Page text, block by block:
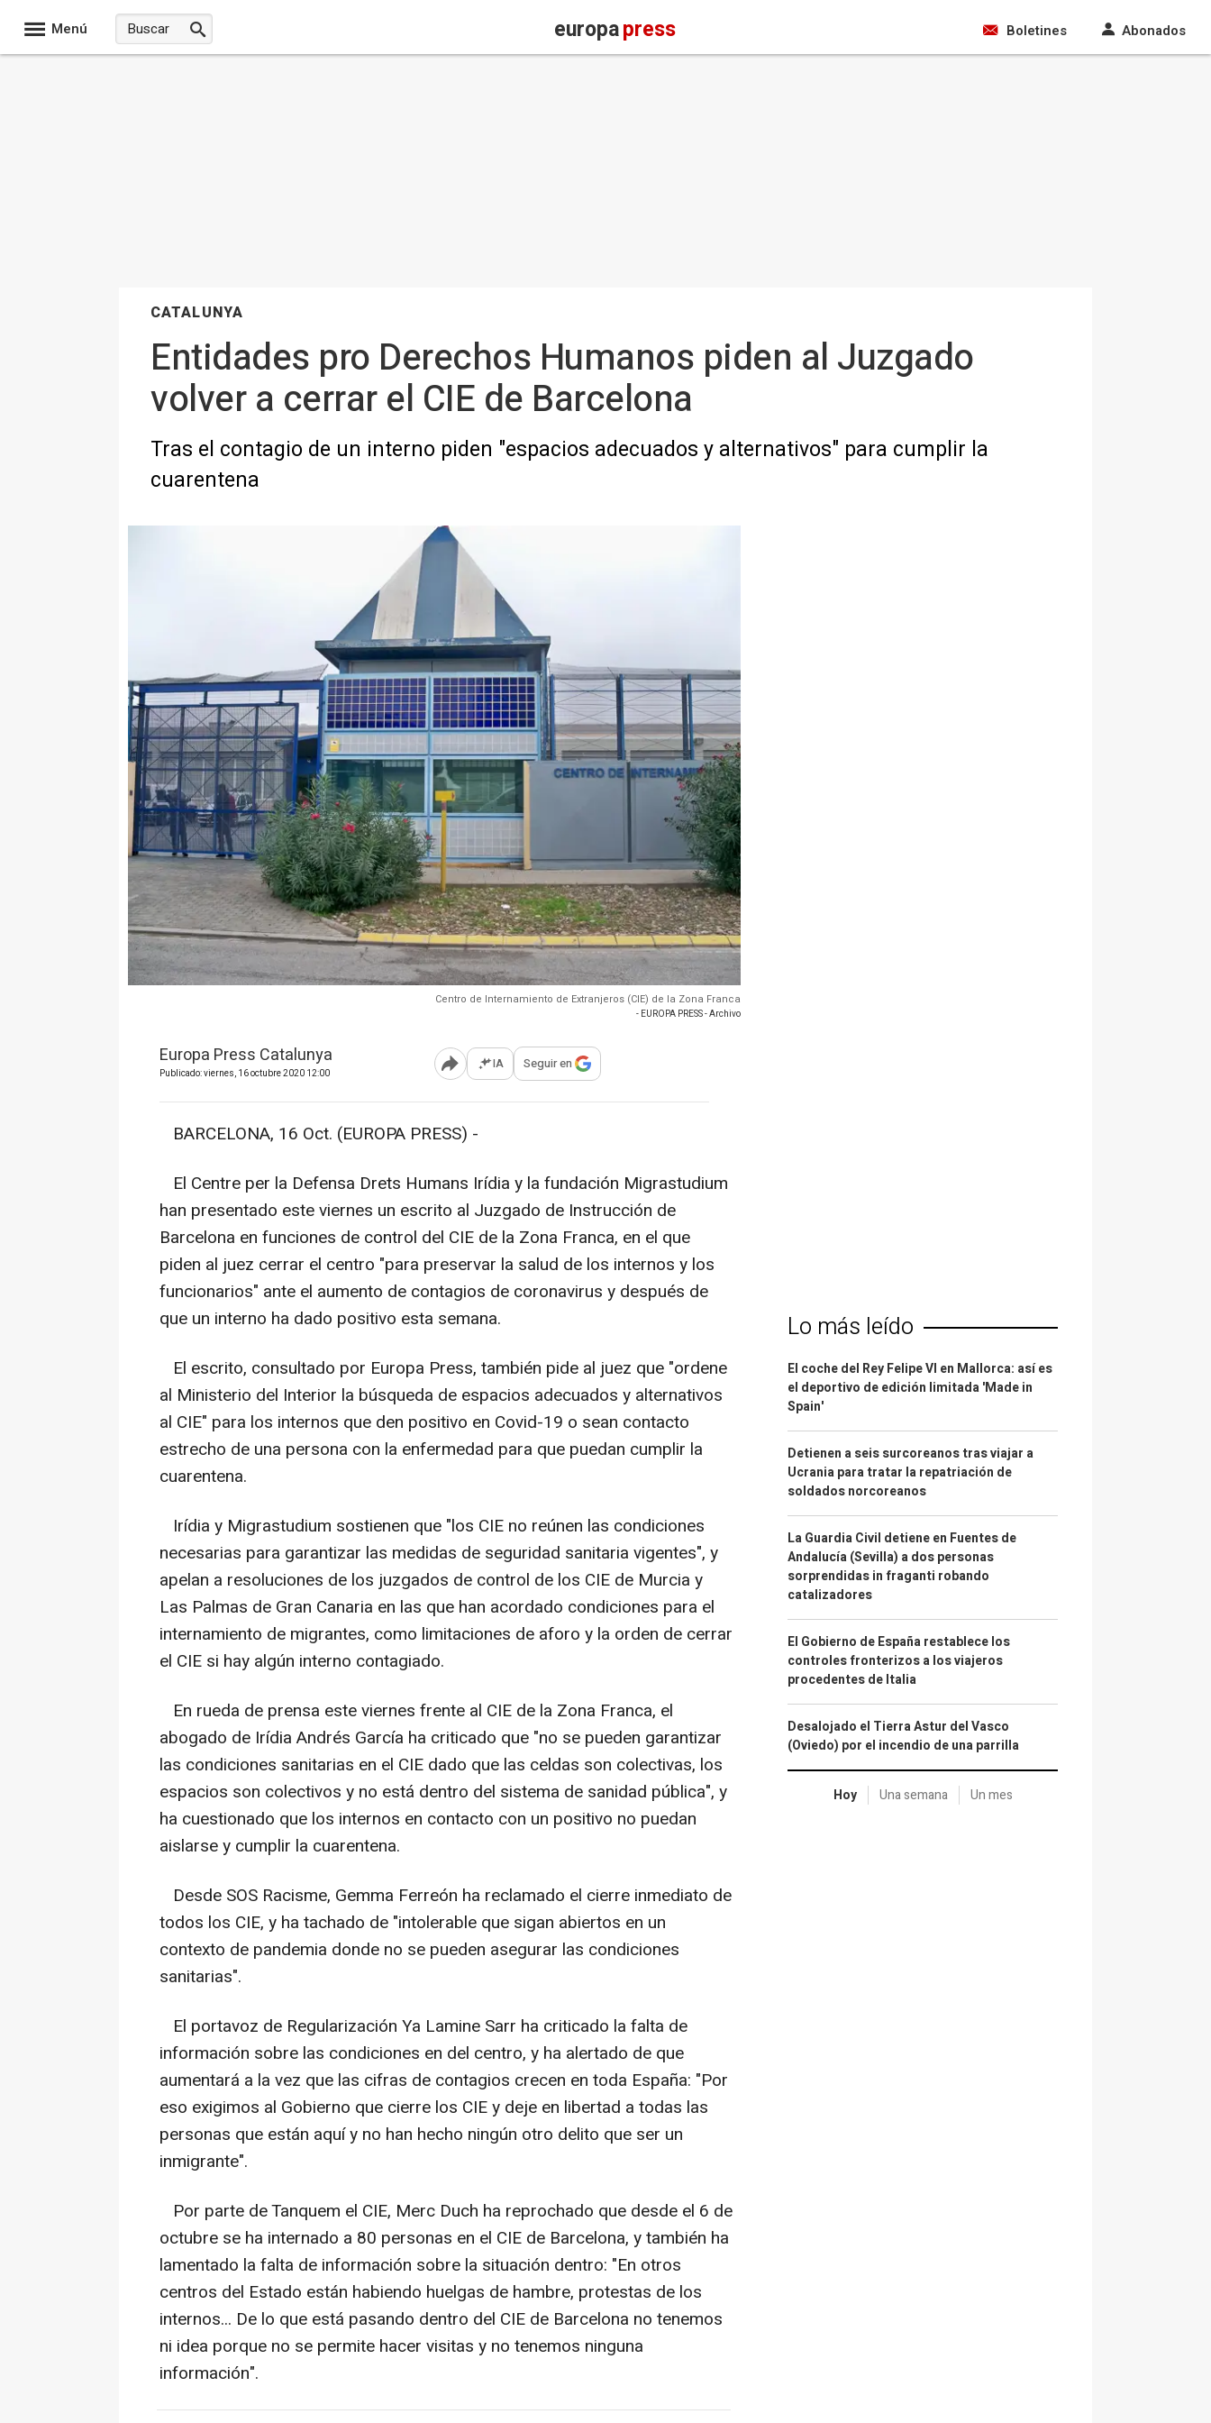
Menú europapress Boletines Abonados
CATALUNYA
Entidades pro Derechos Humanos piden al Juzgado
volver a cerrar el CIE de Barcelona
Tras el contagio de un interno piden "espacios adecuados y alternativos" para cumplir la
cuarentena
Centro de Internamiento de Extranjeros (CIE) de la Zona Franca
- EUROPA PRESS - Archivo
Europa Press Catalunya
Publicado: viernes, 16 octubre 2020 12:00 Abrir opciones para compartir
IA Seguir en
BARCELONA, 16 Oct. (EUROPA PRESS) -
El Centre per la Defensa Drets Humans Irídia y la fundación Migrastudium
han presentado este viernes un escrito al Juzgado de Instrucción de
Barcelona en funciones de control del CIE de la Zona Franca, en el que
piden al juez cerrar el centro "para preservar la salud de los internos y los
funcionarios" ante el aumento de contagios de coronavirus y después de
que un interno ha dado positivo esta semana.
El escrito, consultado por Europa Press, también pide al juez que "ordene
al Ministerio del Interior la búsqueda de espacios adecuados y alternativos
al CIE" para los internos que den positivo en Covid-19 o sean contacto
estrecho de una persona con la enfermedad para que puedan cumplir la
cuarentena.
Irídia y Migrastudium sostienen que "los CIE no reúnen las condiciones
necesarias para garantizar las medidas de seguridad sanitaria vigentes", y
apelan a resoluciones de los juzgados de control de los CIE de Murcia y
Las Palmas de Gran Canaria en las que han acordado condiciones para el
internamiento de migrantes, como limitaciones de aforo y la orden de cerrar
el CIE si hay algún interno contagiado.
En rueda de prensa este viernes frente al CIE de la Zona Franca, el
abogado de Irídia Andrés García ha criticado que "no se pueden garantizar
las condiciones sanitarias en el CIE dado que las celdas son colectivas, los
espacios son colectivos y no está dentro del sistema de sanidad pública", y
ha cuestionado que los internos en contacto con un positivo no puedan
aislarse y cumplir la cuarentena.
Desde SOS Racisme, Gemma Ferreón ha reclamado el cierre inmediato de
todos los CIE, y ha tachado de "intolerable que sigan abiertos en un
contexto de pandemia donde no se pueden asegurar las condiciones
sanitarias".
El portavoz de Regularización Ya Lamine Sarr ha criticado la falta de
información sobre las condiciones en del centro, y ha alertado de que
aumentará a la vez que las cifras de contagios crecen en toda España: "Por
eso exigimos al Gobierno que cierre los CIE y deje en libertad a todas las
personas que están aquí y no han hecho ningún otro delito que ser un
inmigrante".
Por parte de Tanquem el CIE, Merc Duch ha reprochado que desde el 6 de
octubre se ha internado a 80 personas en el CIE de Barcelona, y también ha
lamentado la falta de información sobre la situación dentro: "En otros
centros del Estado están habiendo huelgas de hambre, protestas de los
internos... De lo que está pasando dentro del CIE de Barcelona no tenemos
ni idea porque no se permite hacer visitas y no tenemos ninguna
información".
Lo más leído
El coche del Rey Felipe VI en Mallorca: así es
el deportivo de edición limitada 'Made in
Spain'
Detienen a seis surcoreanos tras viajar a
Ucrania para tratar la repatriación de
soldados norcoreanos
La Guardia Civil detiene en Fuentes de
Andalucía (Sevilla) a dos personas
sorprendidas in fraganti robando
catalizadores
El Gobierno de España restablece los
controles fronterizos a los viajeros
procedentes de Italia
Desalojado el Tierra Astur del Vasco
(Oviedo) por el incendio de una parrilla
Hoy Una semana Un mes